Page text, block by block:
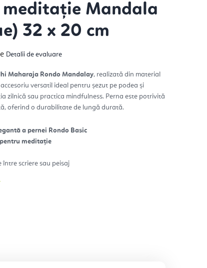
meditație Mandala
32 x 20 cm
Detalii de evaluare
Maharaja Rondo Mandalay, realizată din material
versatil ideal pentru șezut pe podea și
zilnică sau practica mindfulness. Perna este potrivită
oferind o durabilitate de lungă durată.
a pernei Rondo Basic
meditație
între scriere sau peisaj